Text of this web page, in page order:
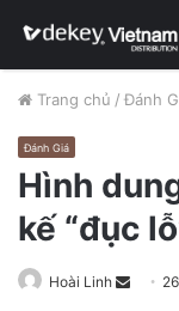
Trang chủ / Đánh
Đánh Giá
Hình
kế “đục
Hoài Linh